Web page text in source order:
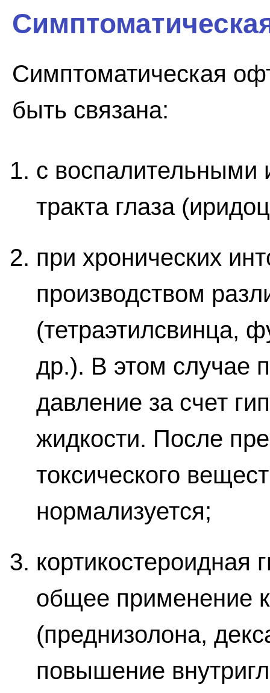
Симптоматическая
быть связана:
с воспалительными
тракта глаза
при хронических
производством
(тетраэтилсвинца,
др.). В этом случае
давление за счет
жидкости. После
токсического
нормализуется;
кортикостероидная
общее применение
(преднизолона,
повышение